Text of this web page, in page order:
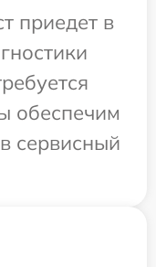
приедет в
обеспечим
сервисный